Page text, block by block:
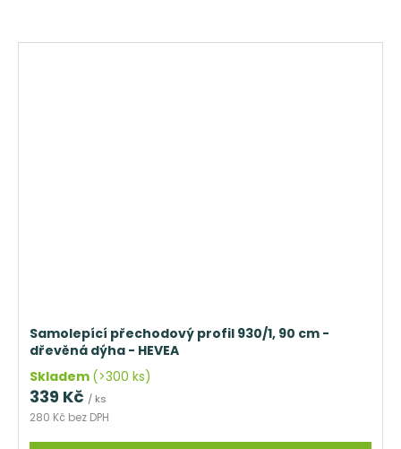
Samolepící přechodový profil 930/1, 90 cm -
dřevěná dýha - HEVEA
Skladem (>300 ks)
280 Kč bez DPH
339 Kč / ks